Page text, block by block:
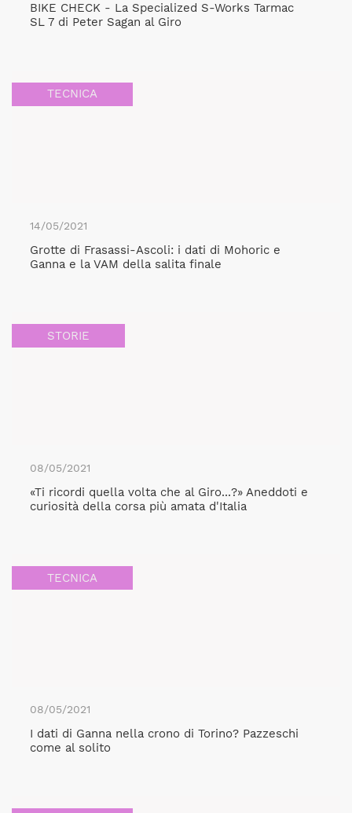
BIKE CHECK - La Specialized S-Works Tarmac
SL 7 di Peter Sagan al Giro
TECNICA
14/05/2021
Grotte di Frasassi-Ascoli: i dati di Mohoric e
Ganna e la VAM della salita finale
STORIE
08/05/2021
«Ti ricordi quella volta che al Giro...?» Aneddoti e
curiosità della corsa più amata d'Italia
TECNICA
08/05/2021
I dati di Ganna nella crono di Torino? Pazzeschi
come al solito